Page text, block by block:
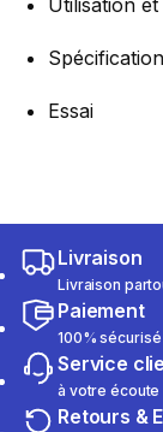
Utilisation
Essai
Livraison
Livraison
Paiement
100% sécurisé
Service
à votre écoute
Retours &